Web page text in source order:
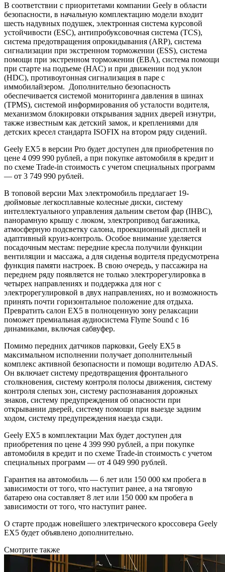
В соответствии с приоритетами компании Geely в области
безопасности, в начальную комплектацию модели входит
шесть надувных подушек, электронная система курсовой
устойчивости (ESС), антипробуксовочная система (TCS),
система предотвращения опрокидывания (ARP), система
сигнализации при экстренном торможении (ESS), система
помощи при экстренном торможении (EBA), система помощи
при старте на подъеме (HАC) и при движении под уклон
(HDC), противоугонная сигнализация в паре с
иммобилайзером. Дополнительно безопасность
обеспечивается системой мониторинга давления в шинах
(TPMS), системой информирования об усталости водителя,
механизмом блокировки открывания задних дверей изнутри,
также известным как детский замок, и креплениями для
детских кресел стандарта ISOFIX на втором ряду сидений.
Geely EX5 в версии Pro будет доступен для приобретения по
цене 4 099 990 рублей, а при покупке автомобиля в кредит и
по схеме Trade-in стоимость с учетом специальных программ
— от 3 749 990 рублей.
В топовой версии Max электромобиль предлагает 19-
дюймовые легкосплавные колесные диски, систему
интеллектуального управления дальним светом фар (IHBC),
панорамную крышу с люком, электропривод багажника,
атмосферную подсветку салона, проекционный дисплей и
адаптивный круиз-контроль. Особое внимание уделяется
посадочным местам: передние кресла получили функции
вентиляции и массажа, а для сиденья водителя предусмотрена
функция памяти настроек. В свою очередь, у пассажира на
переднем ряду появляется не только электрорегулировка в
четырех направлениях и поддержка для ног с
электрорегулировкой в двух направлениях, но и возможность
принять почти горизонтальное положение для отдыха.
Превратить салон EX5 в полноценную зону релаксации
поможет премиальная аудиосистема Flyme Sound с 16
динамиками, включая сабвуфер.
Помимо передних датчиков парковки, Geely EX5 в
максимальном исполнении получает дополнительный
комплекс активной безопасности и помощи водителю ADAS.
Он включает систему предотвращения фронтального
столкновения, систему контроля полосы движения, систему
контроля слепых зон, систему распознавания дорожных
знаков, систему предупреждения об опасности при
открывании дверей, систему помощи при выезде задним
ходом, систему предупреждения наезда сзади.
Geely EX5 в комплектации Max будет доступен для
приобретения по цене 4 399 990 рублей, а при покупке
автомобиля в кредит и по схеме Trade-in стоимость с учетом
специальных программ — от 4 049 990 рублей.
Гарантия на автомобиль — 6 лет или 150 000 км пробега в
зависимости от того, что наступит ранее, а на тяговую
батарею она составляет 8 лет или 150 000 км пробега в
зависимости от того, что наступит ранее.
О старте продаж новейшего электрического кроссовера Geely
EX5 будет объявлено дополнительно.
Смотрите также